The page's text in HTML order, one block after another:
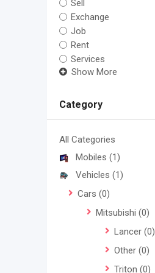
Sell
Exchange
Job
Rent
Services
Show More
Category
All Categories
Mobiles (1)
Vehicles (1)
Cars (0)
Mitsubishi (0)
Lancer (0)
Other (0)
Triton (0)